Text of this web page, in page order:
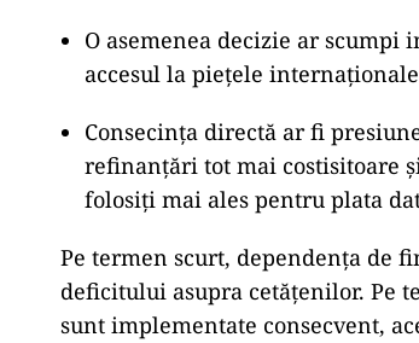
O asemenea decizie ar
accesul la piețele
Consecința directă ar fi
refinanțări tot mai costisitoare
folosiți mai ales pentru plata
Pe termen scurt, dependența de
deficitului asupra cetățenilor. Pe
sunt implementate consecvent,